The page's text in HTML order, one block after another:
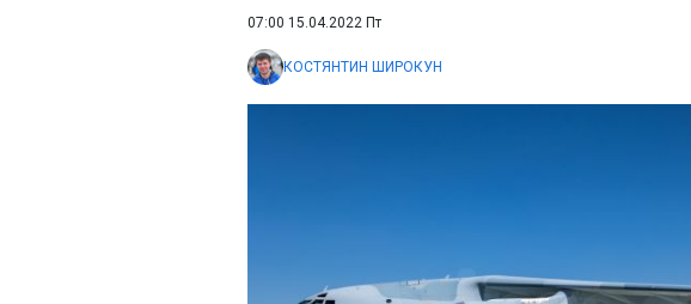
07:00 15.04.2022 Пт
КОСТЯНТИН ШИРОКУН